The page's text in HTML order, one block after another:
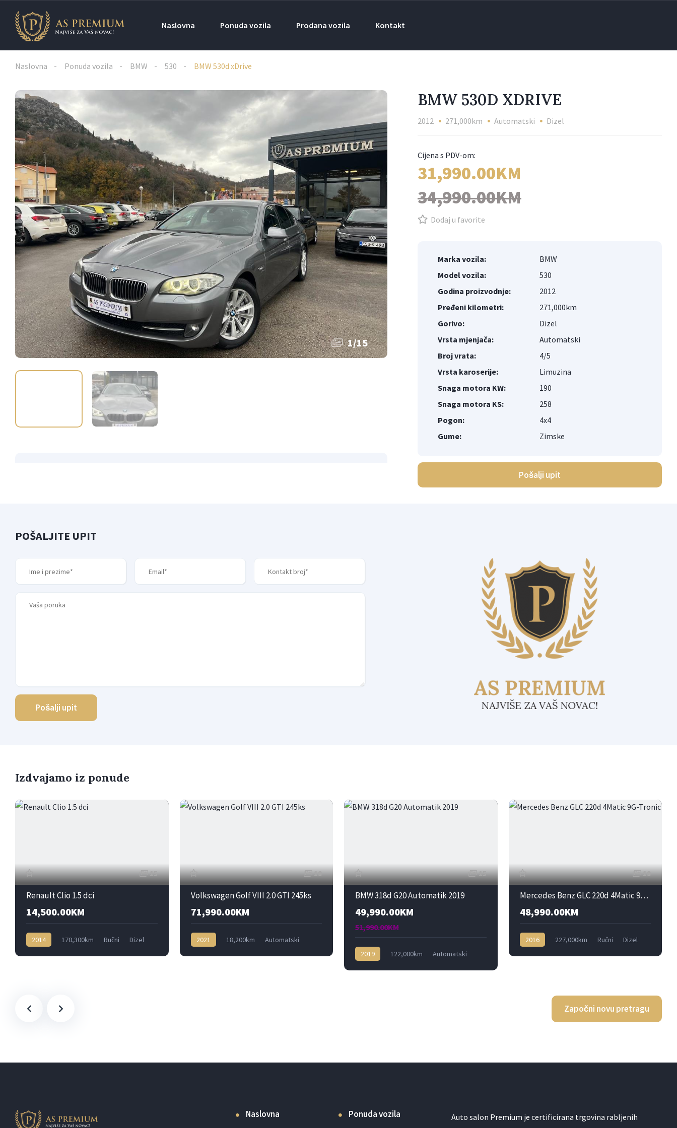
Naslovna Ponuda vozila Prodana vozila Kontakt
Naslovna Ponuda vozila BMW 530 BMW 530d xDrive
1/15
BMW 530D XDRIVE
2012 271,000km Automatski Dizel
31,990.00KM
34,990.00KM
Dodaj u favorite
Marka vozila:
BMW
Model vozila:
530
Godina proizvodnje:
2012
Pređeni kilometri:
271,000km
Gorivo:
Dizel
Vrsta mjenjača:
Automatski
Broj vrata:
4/5
Vrsta karoserije:
Limuzina
Snaga motora KW:
190
Snaga motora KS:
258
Pogon:
4x4
Gume:
Zimske
Pošalji upit
POŠALJITE UPIT
Pošalji upit
Izdvajamo iz ponude
15
Renault Clio 1.5 dci
14,500.00KM
2014 170,300km Ručni
Dizel
18
Volkswagen Golf VIII 2.0 GTI 245ks
71,990.00KM
2021 18,200km
Automatski
15
BMW 318d G20 Automatik 2019
49,990.00KM
51,990.00KM
2019 122,000km
Automatski
18
Mercedes Benz GLC 220d 4Matic 9G-Tronic
48,990.00KM
2016 227,000km Ručni
Dizel
Započni novu pretragu
Naslovna Ponuda vozila
Auto salon Premium je certificirana trgovina rabljenih